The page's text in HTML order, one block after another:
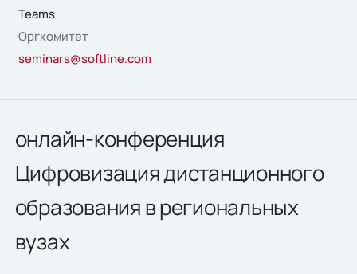
Teams
Оргкомитет
seminars@softline.com
онлайн-конференция
Цифровизация дистанционного
образования в региональных
вузах